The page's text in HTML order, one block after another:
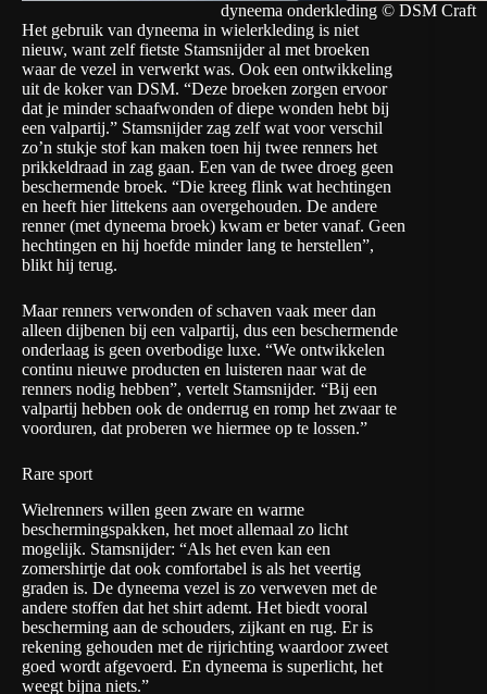
dyneema onderkleding © DSM Craft
Het gebruik van dyneema in wielerkleding is niet
nieuw, want zelf fietste Stamsnijder al met broeken
waar de vezel in verwerkt was. Ook een ontwikkeling
uit de koker van DSM. “Deze broeken zorgen ervoor
dat je minder schaafwonden of diepe wonden hebt bij
een valpartij.” Stamsnijder zag zelf wat voor verschil
zo’n stukje stof kan maken toen hij twee renners het
prikkeldraad in zag gaan. Een van de twee droeg geen
beschermende broek. “Die kreeg flink wat hechtingen
en heeft hier littekens aan overgehouden. De andere
renner (met dyneema broek) kwam er beter vanaf. Geen
hechtingen en hij hoefde minder lang te herstellen”,
blikt hij terug.
Maar renners verwonden of schaven vaak meer dan
alleen dijbenen bij een valpartij, dus een beschermende
onderlaag is geen overbodige luxe. “We ontwikkelen
continu nieuwe producten en luisteren naar wat de
renners nodig hebben”, vertelt Stamsnijder. “Bij een
valpartij hebben ook de onderrug en romp het zwaar te
voorduren, dat proberen we hiermee op te lossen.”
Rare sport
Wielrenners willen geen zware en warme
beschermingspakken, het moet allemaal zo licht
mogelijk. Stamsnijder: “Als het even kan een
zomershirtje dat ook comfortabel is als het veertig
graden is. De dyneema vezel is zo verweven met de
andere stoffen dat het shirt ademt. Het biedt vooral
bescherming aan de schouders, zijkant en rug. Er is
rekening gehouden met de rijrichting waardoor zweet
goed wordt afgevoerd. En dyneema is superlicht, het
weegt bijna niets.”